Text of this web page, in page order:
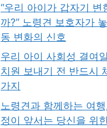
“우리 아이가 갑자기 변
까?” 노령견 보호자가
동 변화의 신호
우리 아이 사회성 결여
치원 보내기 전 반드시
가지
노령견과 함께하는 여
정이 앞서는 당신을 위